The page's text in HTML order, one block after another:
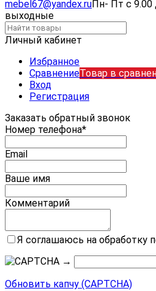
mebel67@yandex.ruПн- Пт с 9.00
выходные
Личный кабинет
Избранное
СравнениеТовар в
Вход
Регистрация
Заказать обратный звонок
Номер телефона*
Email
Ваше имя
Комментарий
Я соглашаюсь на обработку
→
Обновить капчу (CAPTCHA)